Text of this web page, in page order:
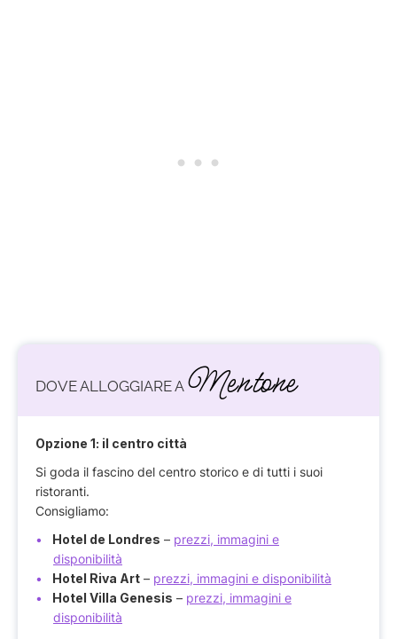
DOVE ALLOGGIARE A Mentone
Opzione 1: il centro città
Si goda il fascino del centro storico e di tutti i suoi
ristoranti.
Consigliamo:
Hotel de Londres – prezzi, immagini e
disponibilità
Hotel Riva Art – prezzi, immagini e disponibilità
Hotel Villa Genesis – prezzi, immagini e
disponibilità